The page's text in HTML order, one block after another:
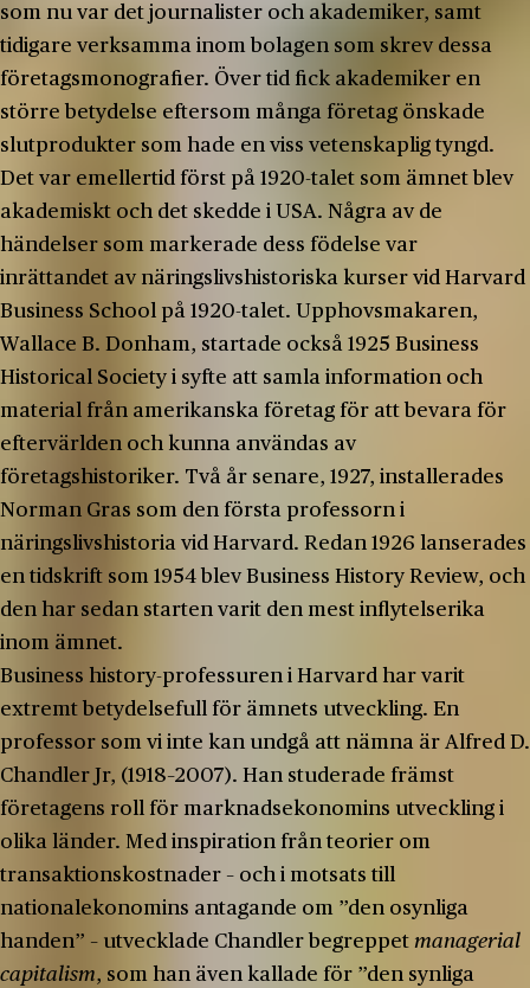
som nu var det journalister och akademiker, samt
tidigare verksamma inom bolagen som skrev dessa
företagsmonografier. Över tid fick akademiker en
större betydelse eftersom många företag önskade
slutprodukter som hade en viss vetenskaplig tyngd.
Det var emellertid först på 1920-talet som ämnet blev
akademiskt och det skedde i USA. Några av de
händelser som markerade dess födelse var
inrättandet av näringslivshistoriska kurser vid Harvard
Business School på 1920-talet. Upphovsmakaren,
Wallace B. Donham, startade också 1925 Business
Historical Society i syfte att samla information och
material från amerikanska företag för att bevara för
eftervärlden och kunna användas av
företagshistoriker. Två år senare, 1927, installerades
Norman Gras som den första professorn i
näringslivshistoria vid Harvard. Redan 1926 lanserades
en tidskrift som 1954 blev Business History Review, och
den har sedan starten varit den mest inflytelserika
inom ämnet.
Business history-professuren i Harvard har varit
extremt betydelsefull för ämnets utveckling. En
professor som vi inte kan undgå att nämna är Alfred D.
Chandler Jr, (1918–2007). Han studerade främst
företagens roll för marknadsekonomins utveckling i
olika länder. Med inspiration från teorier om
transaktionskostnader – och i motsats till
nationalekonomins antagande om ”den osynliga
handen” – utvecklade Chandler begreppet managerial
capitalism, som han även kallade för ”den synliga